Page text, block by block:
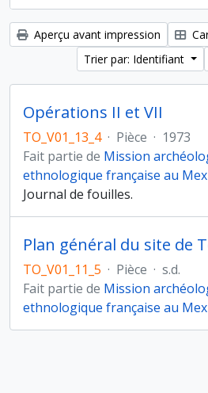
Aperçu avant impression
Trier par: Identifiant
Opérations II et VII
TO_V01_13_4 · Pièce · 1973
Fait partie de Mission
ethnologique française au
Journal de fouilles.
Plan général du site de
TO_V01_11_5 · Pièce · s.d.
Fait partie de Mission
ethnologique française au